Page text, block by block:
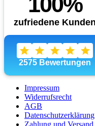
Impressum
Widerrufsrecht
AGB
Datenschutzerklärung
Zahlung und Versand